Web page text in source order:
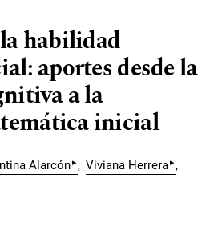
habilidad
aportes desde la
a la
inicial
Alarcón▸ Viviana Herrera▸